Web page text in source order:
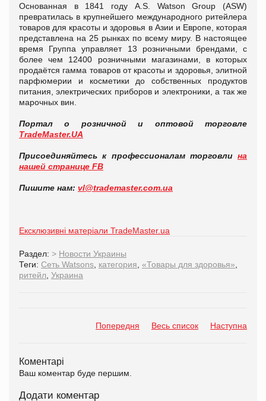
Основанная в 1841 году A.S. Watson Group (ASW)
превратилась в крупнейшего международного ритейлера
товаров для красоты и здоровья в Азии и Европе, которая
представлена на 25 рынках по всему миру. В настоящее
время Группа управляет 13 розничными брендами, с
более чем 12400 розничными магазинами, в которых
продаётся гамма товаров от красоты и здоровья, элитной
парфюмерии и косметики до собственных продуктов
питания, электрических приборов и электроники, а так же
марочных вин.
Портал о розничной и оптовой торговле
TradeMaster.UA
Присоединяйтесь к профессионалам торговли на
нашей странице FB
Пишите нам: vl@trademaster.com.ua
Ексклюзивні матеріали TradeMaster.ua
Раздел: > Новости Украины
Теги: Сеть Watsons категория «Товары для здоровья»
ритейл Украина
Попередня Весь список Наступна
Коментарі
Ваш коментар буде першим.
Додати коментар